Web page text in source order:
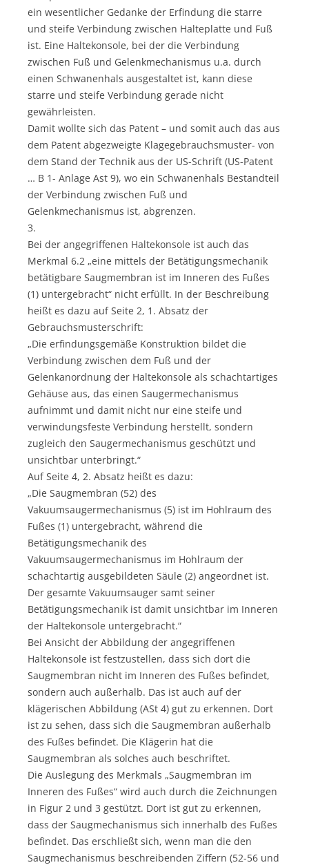
ein wesentlicher Gedanke der Erfindung die starre
und steife Verbindung zwischen Halteplatte und Fuß
ist. Eine Haltekonsole, bei der die Verbindung
zwischen Fuß und Gelenkmechanismus u.a. durch
einen Schwanenhals ausgestaltet ist, kann diese
starre und steife Verbindung gerade nicht
gewährleisten.
Damit wollte sich das Patent – und somit auch das aus
dem Patent abgezweigte Klagegebrauchsmuster- von
dem Stand der Technik aus der US-Schrift (US-Patent
… B 1- Anlage Ast 9), wo ein Schwanenhals Bestandteil
der Verbindung zwischen Fuß und
Gelenkmechanismus ist, abgrenzen.
3.
Bei der angegriffenen Haltekonsole ist auch das
Merkmal 6.2 „eine mittels der Betätigungsmechanik
betätigbare Saugmembran ist im Inneren des Fußes
(1) untergebracht“ nicht erfüllt. In der Beschreibung
heißt es dazu auf Seite 2, 1. Absatz der
Gebrauchsmusterschrift:
„Die erfindungsgemäße Konstruktion bildet die
Verbindung zwischen dem Fuß und der
Gelenkanordnung der Haltekonsole als schachtartiges
Gehäuse aus, das einen Saugermechanismus
aufnimmt und damit nicht nur eine steife und
verwindungsfeste Verbindung herstellt, sondern
zugleich den Saugermechanismus geschützt und
unsichtbar unterbringt.“
Auf Seite 4, 2. Absatz heißt es dazu:
„Die Saugmembran (52) des
Vakuumsaugermechanismus (5) ist im Hohlraum des
Fußes (1) untergebracht, während die
Betätigungsmechanik des
Vakuumsaugermechanismus im Hohlraum der
schachtartig ausgebildeten Säule (2) angeordnet ist.
Der gesamte Vakuumsauger samt seiner
Betätigungsmechanik ist damit unsichtbar im Inneren
der Haltekonsole untergebracht.“
Bei Ansicht der Abbildung der angegriffenen
Haltekonsole ist festzustellen, dass sich dort die
Saugmembran nicht im Inneren des Fußes befindet,
sondern auch außerhalb. Das ist auch auf der
klägerischen Abbildung (ASt 4) gut zu erkennen. Dort
ist zu sehen, dass sich die Saugmembran außerhalb
des Fußes befindet. Die Klägerin hat die
Saugmembran als solches auch beschriftet.
Die Auslegung des Merkmals „Saugmembran im
Inneren des Fußes“ wird auch durch die Zeichnungen
in Figur 2 und 3 gestützt. Dort ist gut zu erkennen,
dass der Saugmechanismus sich innerhalb des Fußes
befindet. Das erschließt sich, wenn man die den
Saugmechanismus beschreibenden Ziffern (52-56 und